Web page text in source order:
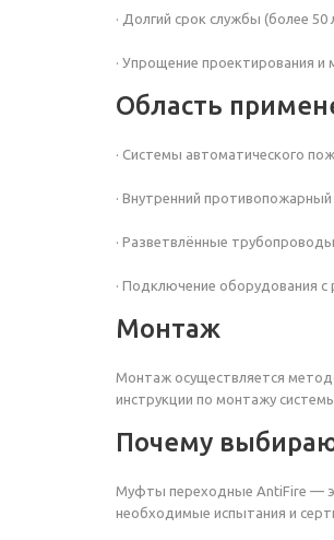
· Долгий срок службы (более 50
· Упрощение проектирования
Область
· Системы автоматического
· Внутренний
· Разветвлённые
· Подключение оборудования
Монтаж
Монтаж осуществляется
инструкции по монтажу
Почему
Муфты переходные AntiFire —
необходимые испытания и